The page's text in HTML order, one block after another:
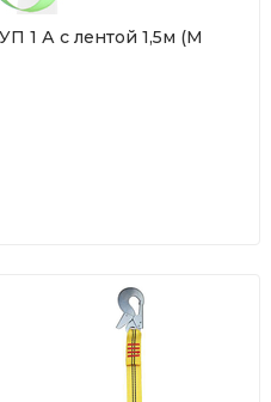
1 А с лентой 1,5м (М